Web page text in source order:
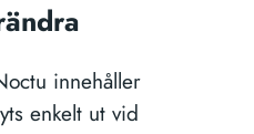
innehåller
enkelt ut vid